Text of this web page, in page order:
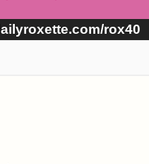
rox40